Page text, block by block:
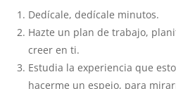
Dedícale, dedícale minutos.
Hazte un plan de trabajo,
creer en ti.
Estudia la experiencia que
hacerme un espejo, para